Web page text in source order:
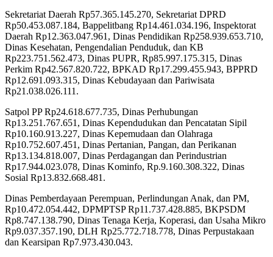
Sekretariat Daerah Rp57.365.145.270, Sekretariat DPRD
Rp50.453.087.184, Bappelitbang Rp14.461.034.196, Inspektorat
Daerah Rp12.363.047.961, Dinas Pendidikan Rp258.939.653.710,
Dinas Kesehatan, Pengendalian Penduduk, dan KB
Rp223.751.562.473, Dinas PUPR, Rp85.997.175.315, Dinas
Perkim Rp42.567.820.722, BPKAD Rp17.299.455.943, BPPRD
Rp12.691.093.315, Dinas Kebudayaan dan Pariwisata
Rp21.038.026.111.
Satpol PP Rp24.618.677.735, Dinas Perhubungan
Rp13.251.767.651, Dinas Kependudukan dan Pencatatan Sipil
Rp10.160.913.227, Dinas Kepemudaan dan Olahraga
Rp10.752.607.451, Dinas Pertanian, Pangan, dan Perikanan
Rp13.134.818.007, Dinas Perdagangan dan Perindustrian
Rp17.944.023.078, Dinas Kominfo, Rp.9.160.308.322, Dinas
Sosial Rp13.832.668.481.
Dinas Pemberdayaan Perempuan, Perlindungan Anak, dan PM,
Rp10.472.054.442, DPMPTSP Rp11.737.428.885, BKPSDM
Rp8.747.138.790, Dinas Tenaga Kerja, Koperasi, dan Usaha Mikro
Rp9.037.357.190, DLH Rp25.772.718.778, Dinas Perpustakaan
dan Kearsipan Rp7.973.430.043.